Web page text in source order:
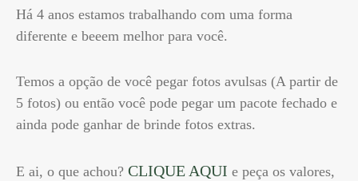
Há 4 anos estamos trabalhando com uma forma
diferente e beeem melhor para você.
Temos a opção de você pegar fotos avulsas (A partir de
5 fotos) ou então você pode pegar um pacote fechado e
ainda pode ganhar de brinde fotos extras.
E ai, o que achou? CLIQUE AQUI e peça os valores,